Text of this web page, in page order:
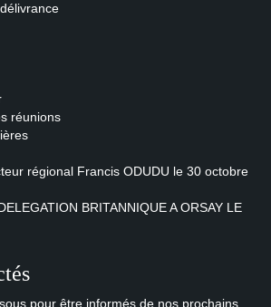
réunions
régional Francis ODUDU le 30 octobre
BRITANNIQUE A ORSAY LE
pour être informés de nos prochains